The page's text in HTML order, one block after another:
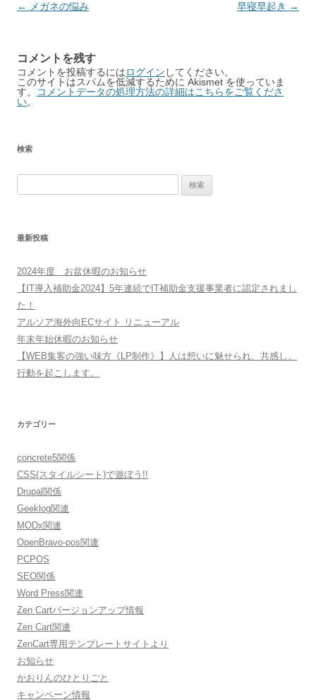
Post
← メガネの悩み 早寝早起き →
コメントを残す
コメントを投稿するにはログイン してください。
このサイトはスパムを低減するために Akismet を使っていま
す。
コメントデータの処理方法の詳細はこちらをご覧くださ
い。
検索
最新投稿
2024年度 お盆休暇のお知らせ
【IT導入補助金2024】5年連続でIT補助金支援事業者に認定されまし
た！
アルソア海外向ECサイト リニューアル
年末年始休暇のお知らせ
【WEB集客の強い味方《LP制作》】人は想いに魅せられ、共感し、
行動を起こします。
カテゴリー
concrete5関係
CSS(スタイルシート)で遊ぼう!!
Drupal関係
Geeklog関連
MODx関連
OpenBravo-pos関連
PCPOS
SEO関係
Word Press関連
Zen Cartバージョンアップ情報
Zen Cart関連
ZenCart専用テンプレートサイトより
お知らせ
かおりんのひとりごと
キャンペーン情報